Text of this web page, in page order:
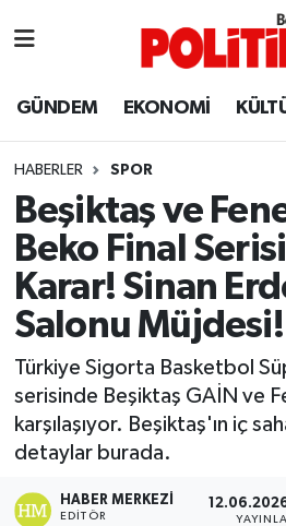
GÜNDEM EKONOMİ
HABERLER SPOR
Beşiktaş ve
Beko Final
Karar! Sinan
Salonu Müjdesi!
Türkiye Sigorta Basketbol
serisinde Beşiktaş GAİN ve
karşılaşıyor. Beşiktaş'ın iç
detaylar burada.
HABER MERKEZI
EDITÖR
Ayvalık
Balya
Bandırma
Bigadiç
BİYOGRAFİLER
Burhaniye
Balıkesir Hava Durumu
Balıkesir Namaz Vakitleri
Balıkesir Trafik Yoğunluk
Süper Lig Puan Durumu
Tüm Manşetler
Son Dakika Haberleri